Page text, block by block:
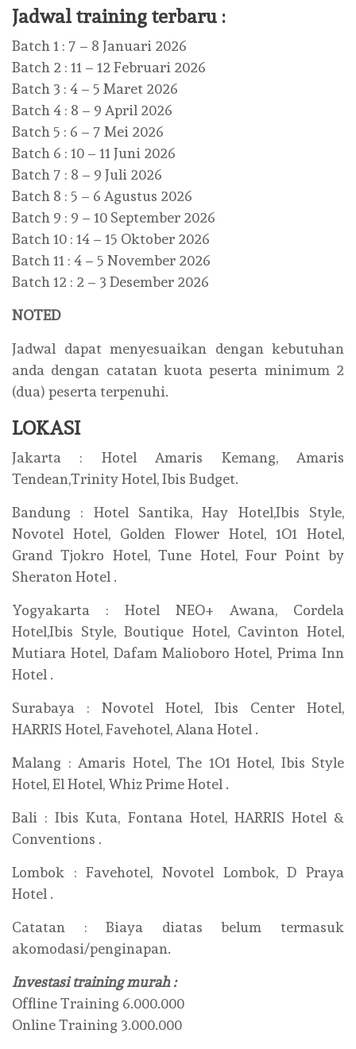
Jadwal training terbaru :
Batch 1 : 7 – 8 Januari 2026
Batch 2 : 11 – 12 Februari 2026
Batch 3 : 4 – 5 Maret 2026
Batch 4 : 8 – 9 April 2026
Batch 5 : 6 – 7 Mei 2026
Batch 6 : 10 – 11 Juni 2026
Batch 7 : 8 – 9 Juli 2026
Batch 8 : 5 – 6 Agustus 2026
Batch 9 : 9 – 10 September 2026
Batch 10 : 14 – 15 Oktober 2026
Batch 11 : 4 – 5 November 2026
Batch 12 : 2 – 3 Desember 2026
NOTED
Jadwal dapat menyesuaikan dengan kebutuhan
anda dengan catatan kuota peserta minimum 2
(dua) peserta terpenuhi.
LOKASI
Jakarta : Hotel Amaris Kemang, Amaris
Tendean,Trinity Hotel, Ibis Budget.
Bandung : Hotel Santika, Hay Hotel,Ibis Style,
Novotel Hotel, Golden Flower Hotel, 1O1 Hotel,
Grand Tjokro Hotel, Tune Hotel, Four Point by
Sheraton Hotel .
Yogyakarta : Hotel NEO+ Awana, Cordela
Hotel,Ibis Style, Boutique Hotel, Cavinton Hotel,
Mutiara Hotel, Dafam Malioboro Hotel, Prima Inn
Hotel .
Surabaya : Novotel Hotel, Ibis Center Hotel,
HARRIS Hotel, Favehotel, Alana Hotel .
Malang : Amaris Hotel, The 1O1 Hotel, Ibis Style
Hotel, El Hotel, Whiz Prime Hotel .
Bali : Ibis Kuta, Fontana Hotel, HARRIS Hotel &
Conventions .
Lombok : Favehotel, Novotel Lombok, D Praya
Hotel .
Catatan : Biaya diatas belum termasuk
akomodasi/penginapan.
Investasi training murah :
Offline Training 6.000.000
Online Training 3.000.000